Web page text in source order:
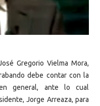
Gregorio Vielma Mora,
debe contar con la
general, ante lo cual
Jorge Arreaza, para